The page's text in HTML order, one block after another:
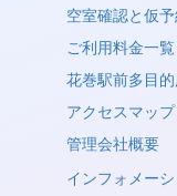
空室確認と仮予
ご利用料金一覧
花巻駅前多目
アクセスマップ
管理会社概要
インフォメー